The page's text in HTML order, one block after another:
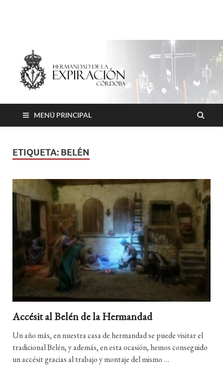
Hermandad de la
Expiración
MENÚ PRINCIPAL
ETIQUETA: BELÉN
Accésit al Belén de la Hermandad
Un año más, en nuestra casa de hermandad se puede visitar el
tradicional Belén, y además, en esta ocasión, hemos conseguido
un accésit gracias al trabajo y montaje del mismo …